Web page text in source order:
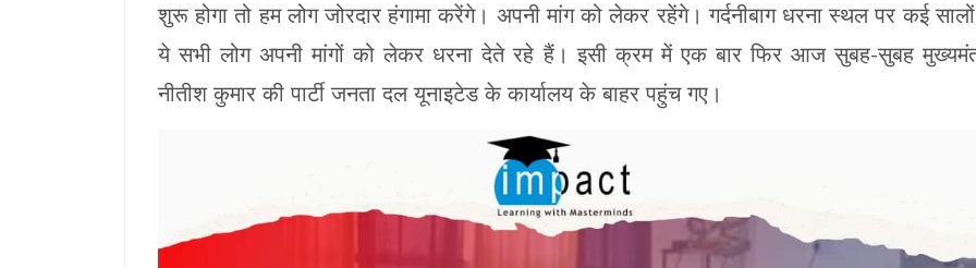
शुरू होगा तो हम लोग जोरदार हंगामा करेंगे। अपनी मांग को लेकर रहेंगे। गर्दनीबाग धरना स्थल पर कई
ये सभी लोग अपनी मांगों को लेकर धरना देते रहे हैं। इसी क्रम में एक बार फिर आज सुबह-सुबह
नीतीश कुमार की पार्टी जनता दल यूनाइटेड के कार्यालय के बाहर पहुंच गए।